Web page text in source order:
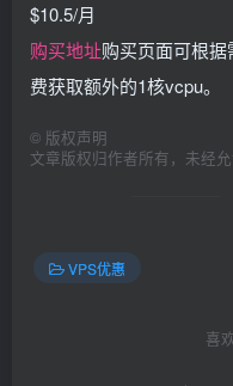
$10.5/月
购买地址购买页面可根
费获取额外的1核vcpu。
© 版权声明
文章版权归作者所有，未经允
VPS优惠
喜